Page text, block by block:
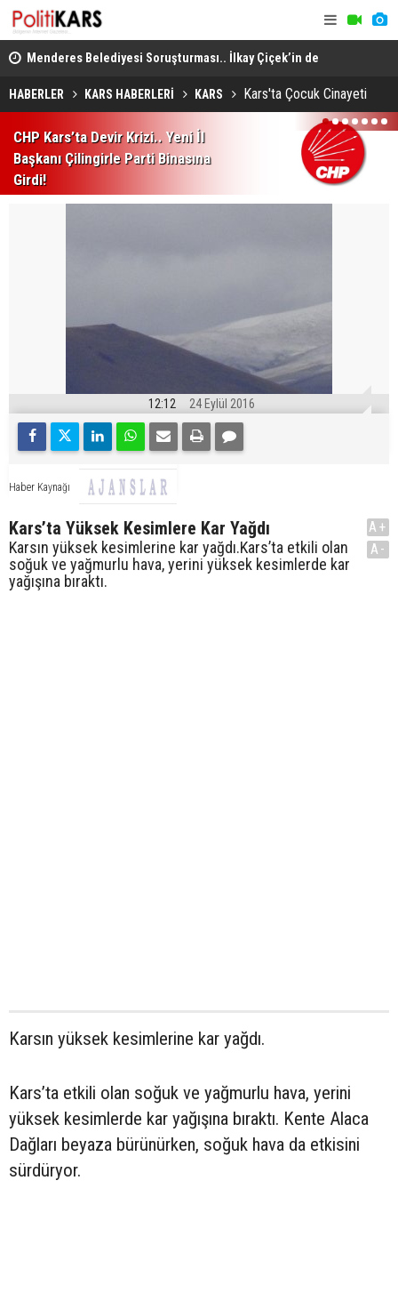
Menderes Belediyesi Soruşturması.. İlkay Çiçek’in de
Aralarında Olduğu 10 Kişi Tutuklandı! Yeniden
HABERLER KARS HABERLERİ KARS Kars'ta Çocuk Cinayeti
CHP Kars’ta Devir Krizi.. Yeni İl
Başkanı Çilingirle Parti Binasına
Girdi!
1 2 3 4 5 6 7
12:12 24 Eylül 2016
Haber Kaynağı
Kars’ta Yüksek Kesimlere Kar Yağdı
Karsın yüksek kesimlerine kar yağdı.Kars’ta etkili olan
soğuk ve yağmurlu hava, yerini yüksek kesimlerde kar
yağışına bıraktı.
A+
A-
Karsın yüksek kesimlerine kar yağdı.
Kars’ta etkili olan soğuk ve yağmurlu hava, yerini
yüksek kesimlerde kar yağışına bıraktı. Kente Alaca
Dağları beyaza bürünürken, soğuk hava da etkisini
sürdüryor.